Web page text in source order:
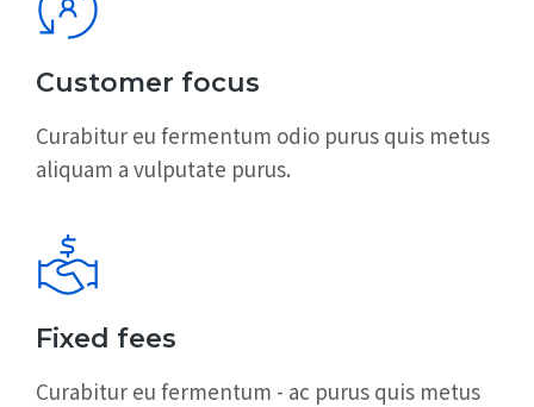
Customer focus
Curabitur eu fermentum odio purus quis metus
aliquam a vulputate purus.
Fixed fees
Curabitur eu fermentum - ac purus quis metus